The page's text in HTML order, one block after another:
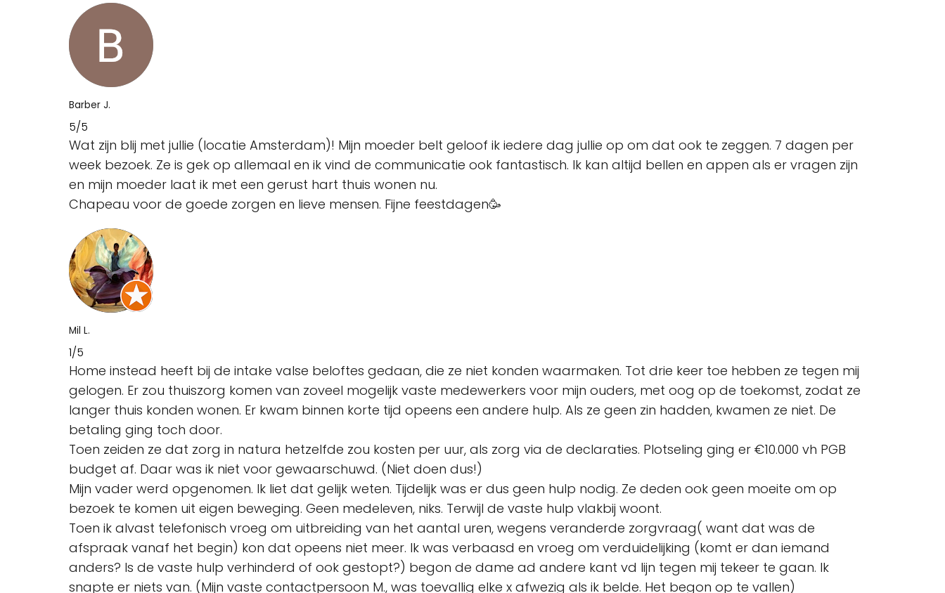
Barber J.
5/5
Wat zijn blij met jullie (locatie Amsterdam)! Mijn moeder belt geloof ik iedere dag jullie op om dat ook te zeggen. 7 dagen per
week bezoek. Ze is gek op allemaal en ik vind de communicatie ook fantastisch. Ik kan altijd bellen en appen als er vragen zijn
en mijn moeder laat ik met een gerust hart thuis wonen nu.
Chapeau voor de goede zorgen en lieve mensen. Fijne feestdagen🥳
Mil L.
1/5
Home instead heeft bij de intake valse beloftes gedaan, die ze niet konden waarmaken. Tot drie keer toe hebben ze tegen mij
gelogen. Er zou thuiszorg komen van zoveel mogelijk vaste medewerkers voor mijn ouders, met oog op de toekomst, zodat ze
langer thuis konden wonen. Er kwam binnen korte tijd opeens een andere hulp. Als ze geen zin hadden, kwamen ze niet. De
betaling ging toch door.
Toen zeiden ze dat zorg in natura hetzelfde zou kosten per uur, als zorg via de declaraties. Plotseling ging er €10.000 vh PGB
budget af. Daar was ik niet voor gewaarschuwd. (Niet doen dus!)
Mijn vader werd opgenomen. Ik liet dat gelijk weten. Tijdelijk was er dus geen hulp nodig. Ze deden ook geen moeite om op
bezoek te komen uit eigen beweging. Geen medeleven, niks. Terwijl de vaste hulp vlakbij woont.
Toen ik alvast telefonisch vroeg om uitbreiding van het aantal uren, wegens veranderde zorgvraag( want dat was de
afspraak vanaf het begin) kon dat opeens niet meer. Ik was verbaasd en vroeg om verduidelijking (komt er dan iemand
anders? Is de vaste hulp verhinderd of ook gestopt?) begon de dame ad andere kant vd lijn tegen mij tekeer te gaan. Ik
snapte er niets van. (Mijn vaste contactpersoon M., was toevallig elke x afwezig als ik belde. Het begon op te vallen)